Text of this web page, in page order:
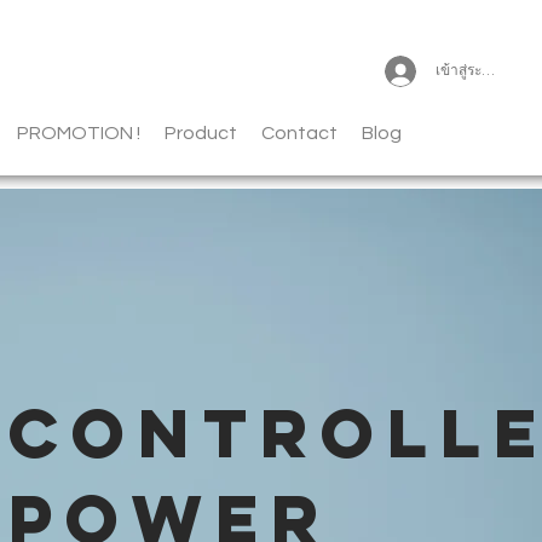
เข้าสู่ระบบ
PROMOTION ! Product Contact Blog
POWER